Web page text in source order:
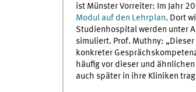
ist Münster Vorreiter: Im Jahr
Modul auf den Lehrplan. Dort
Studienhospital werden unter
simuliert. Prof. Muthny:
konkreter
häufig vor dieser und
auch später in ihre Kliniken